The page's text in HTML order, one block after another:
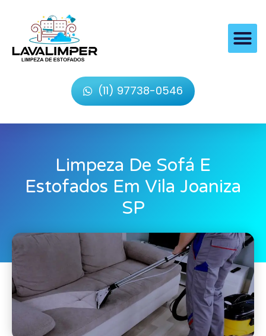
(11) 97738-0546
Limpeza De Sofá E
Estofados Em Vila Joaniza
SP